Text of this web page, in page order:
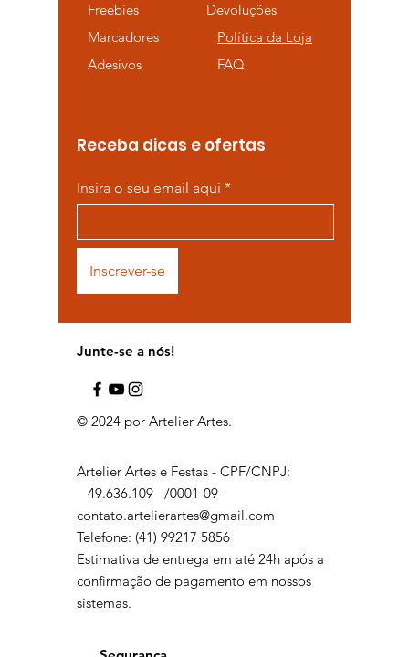
Freebies
Marcadores
Adesivos
Devoluções
Política da Loja
FAQ
Receba dicas e ofertas
Insira o seu email aqui
Inscrever-se
Junte-se a nós!
© 2024 por Artelier Artes.
Artelier Artes e Festas - CPF/CNPJ:
49.636.109
/0001-09 -
contato.artelierartes@gmail.com
Telefone: (41) 99217 5856
Estimativa de entrega em até 24h após a
confirmação de pagamento em nossos
sistemas.